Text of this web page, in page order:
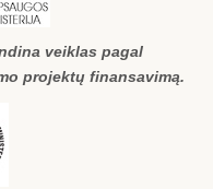
veiklas pagal
projektų finansavimą.